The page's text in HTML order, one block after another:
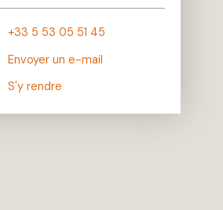
+33 5 53 05 51 45
Envoyer un e-mail
S'y rendre